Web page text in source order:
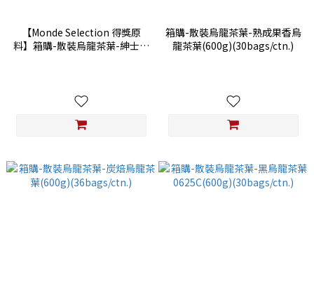
【Monde Selection 得獎原
料】箱購-散裝烏龍茶葉-紳士烏
箱購-散裝烏龍茶葉-熟成果香烏
龍茶葉(600g)(30bags/ctn.)